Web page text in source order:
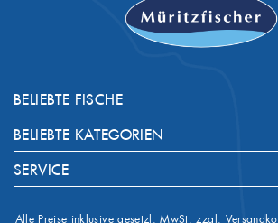
BELIEBTE FISCHE
BELIEBTE KATEGORIEN
SERVICE
Alle Preise inklusive gesetzl. MwSt. zzgl.